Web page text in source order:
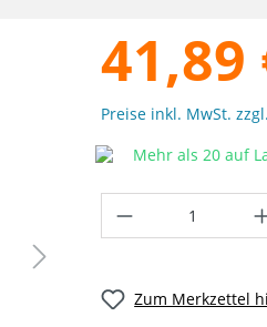
41,89
Preise inkl. MwSt.
Mehr als 20 auf
Produkt
Zum Merkzettel